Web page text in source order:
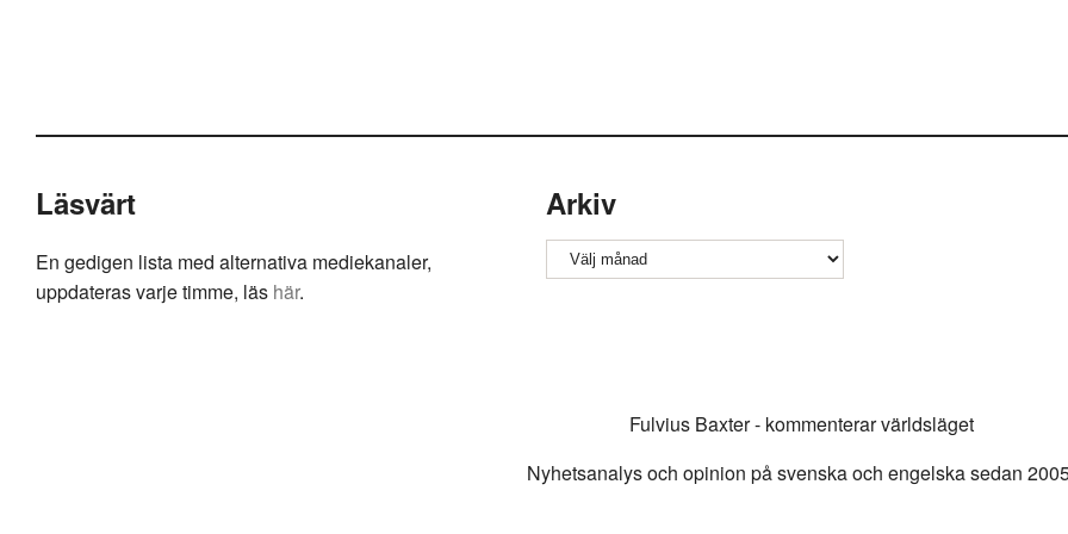
Läsvärt
En gedigen lista med alternativa mediekanaler,
uppdateras varje timme, läs här.
Arkiv
Arkiv
Fulvius Baxter - kommenterar världsläget
Nyhetsanalys och opinion på svenska och engelska sedan